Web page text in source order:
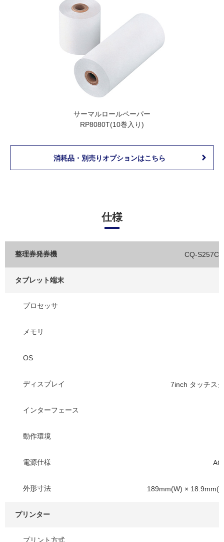
サーマルロールペーパー
RP8080T(10巻入り)
消耗品・別売りオプションはこちら
仕様
整理券発券機 CQ-S257CS
タブレット端末
プロセッサ
メモリ
OS
ディスプレイ 7inch タッチス
インターフェース
動作環境
電源仕様
外形寸法 189mm(W) ×
プリンター
プリント方式